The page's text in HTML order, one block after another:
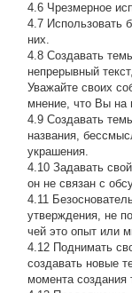
4.6 Чрезмерное
4.7 Использовать
них.
4.8 Создавать
непрерывный
Уважайте своих
мнение, что Вы на
4.9 Создавать
названия,
украшения.
4.10 Задавать
он не связан с
4.11
утверждения, не
чей это опыт или
4.12 Поднимать
создавать новые
момента